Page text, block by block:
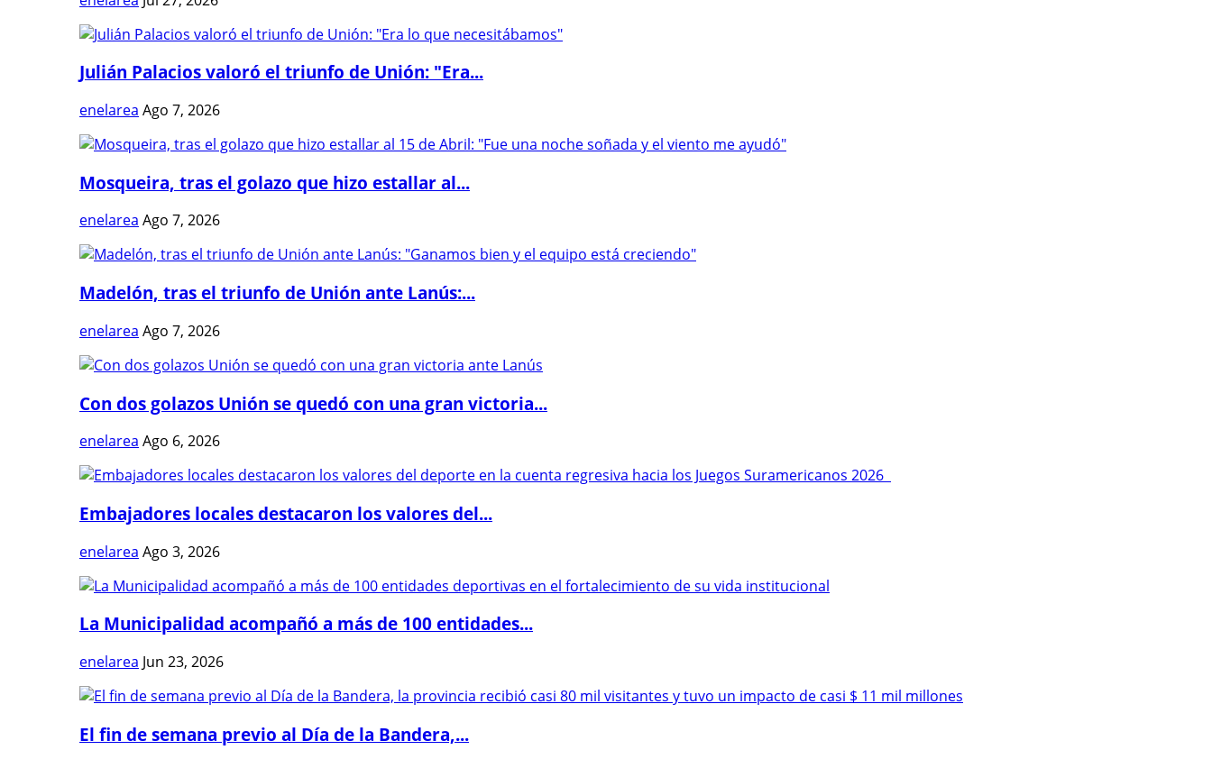
Julián Palacios valoró el triunfo de Unión: "Era...
enelarea Ago 7, 2026
Mosqueira, tras el golazo que hizo estallar al...
enelarea Ago 7, 2026
Madelón, tras el triunfo de Unión ante Lanús:...
enelarea Ago 7, 2026
Con dos golazos Unión se quedó con una gran victoria...
enelarea Ago 6, 2026
Embajadores locales destacaron los valores del...
enelarea Ago 3, 2026
La Municipalidad acompañó a más de 100 entidades...
enelarea Jun 23, 2026
El fin de semana previo al Día de la Bandera,...